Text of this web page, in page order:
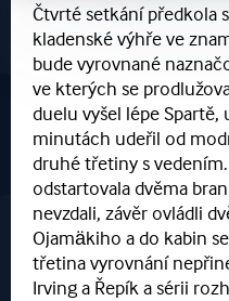
Čtvrté setkání předkola
kladenské výhře ve
bude vyrovnané
ve kterých se
duelu vyšel lépe
minutách udeřil od
druhé třetiny s
odstartovala dvěma
nevzdali, závěr ovládli
Ojamäkiho a do kabin
třetina vyrovnání
Irving a Řepík a sérii